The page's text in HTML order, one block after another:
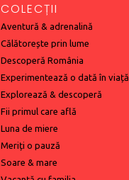
COLECȚII
Aventură & adrenalină
Călătorește prin lume
Descoperă România
Experimentează o dată în viață
Explorează & descoperă
Fii primul care află
Luna de miere
Meriți o pauză
Soare & mare